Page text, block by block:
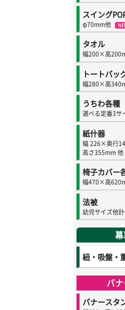
スイング
φ70mm他
タオル
幅200×高
トートバッ
幅280×高
うちわ各種
選べる定番3サ
紙什器
幅 226×奥行
高さ355mm 他
椅子カバー
幅470×高
法被
幼児サイズ他
紐・吸盤・
バ
バナースタ